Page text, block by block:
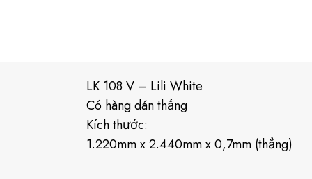
LK 108 V – Lili White
Có hàng dán thẳng
Kích thước:
1.220mm x 2.440mm x 0,7mm (thẳng)